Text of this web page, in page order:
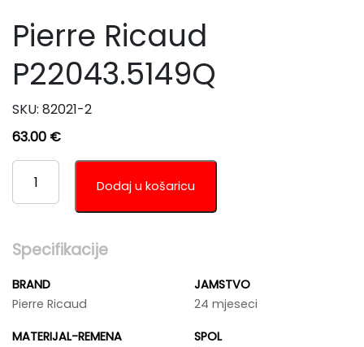
Pierre Ricaud
P22043.5149Q
SKU: 82021-2
63.00 €
PIERRE
RICAUD
P22043.5149Q
Dodaj u košaricu
Specifikacije
BRAND
Pierre Ricaud
JAMSTVO
24 mjeseci
MATERIJAL-REMENA
SPOL